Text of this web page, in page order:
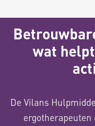
wat
De Vilans
ergotherapeuten